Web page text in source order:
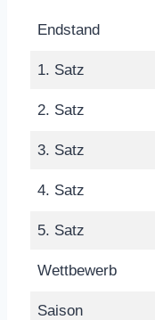
Endstand
1. Satz
2. Satz
3. Satz
4. Satz
5. Satz
Wettbewerb
Saison